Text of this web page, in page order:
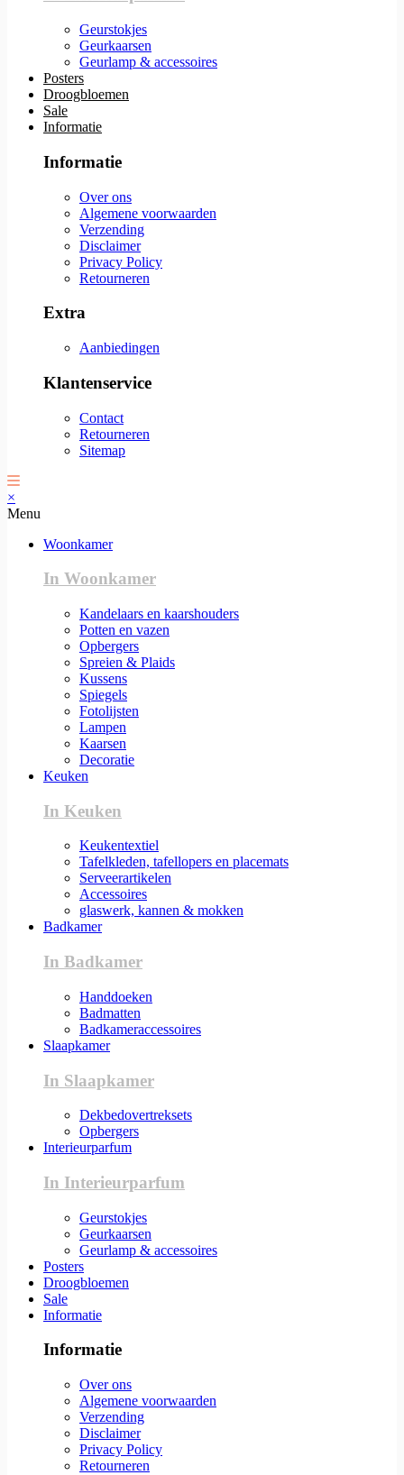
Geurstokjes
Geurkaarsen
Geurlamp & accessoires
Posters
Droogbloemen
Sale
Informatie
Informatie
Over ons
Algemene voorwaarden
Verzending
Disclaimer
Privacy Policy
Retourneren
Extra
Aanbiedingen
Klantenservice
Contact
Retourneren
Sitemap
×
Menu
Woonkamer
In Woonkamer
Kandelaars en kaarshouders
Potten en vazen
Opbergers
Spreien & Plaids
Kussens
Spiegels
Fotolijsten
Lampen
Kaarsen
Decoratie
Keuken
In Keuken
Keukentextiel
Tafelkleden, tafellopers en placemats
Serveerartikelen
Accessoires
glaswerk, kannen & mokken
Badkamer
In Badkamer
Handdoeken
Badmatten
Badkameraccessoires
Slaapkamer
In Slaapkamer
Dekbedovertreksets
Opbergers
Interieurparfum
In Interieurparfum
Geurstokjes
Geurkaarsen
Geurlamp & accessoires
Posters
Droogbloemen
Sale
Informatie
Informatie
Over ons
Algemene voorwaarden
Verzending
Disclaimer
Privacy Policy
Retourneren